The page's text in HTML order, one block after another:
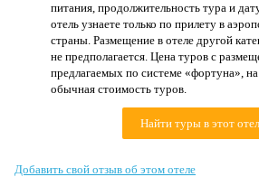
Как купить
О нас
Контакты
питания, продолжительность тура и
отель узнаете только по прилету в
страны. Размещение в отеле другой
не предполагается. Цена туров c
предлагаемых по системе «фортуна»,
обычная стоимость туров.
Найти туры в этот
Добавить свой отзыв об этом отеле